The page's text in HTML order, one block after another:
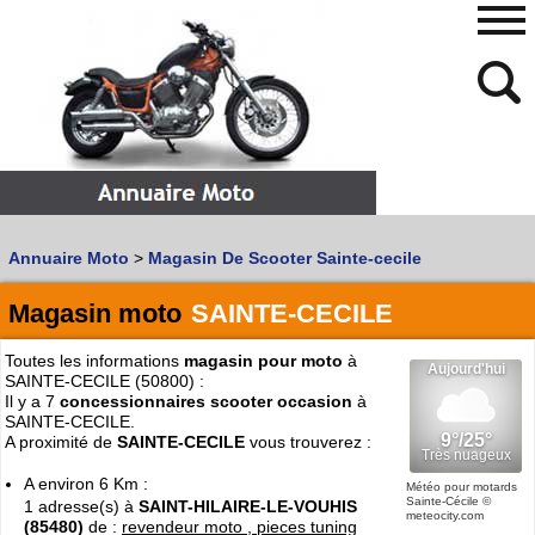
Vous recherchez un garageMOTOouSCOOTER
Quoi :
Où :
Trouver un garage Moto !
Retrouvez dans votre VILLE
les bonnes adresses deL'ANNUAIRE MOTO & SCOOTER
480
768
Annuaire Moto > Magasin De Scooter Sainte-cecile
Magasin moto SAINTE-CECILE
Toutes les informations magasin pour moto à
SAINTE-CECILE (50800) :
Il y a 7 concessionnaires scooter occasion à
SAINTE-CECILE.
A proximité de SAINTE-CECILE vous trouverez :
A environ 6 Km :
1 adresse(s) à SAINT-HILAIRE-LE-VOUHIS
(85480) de : revendeur moto , pieces tuning
Météo pour motards
Sainte-Cécile ©
meteocity.com